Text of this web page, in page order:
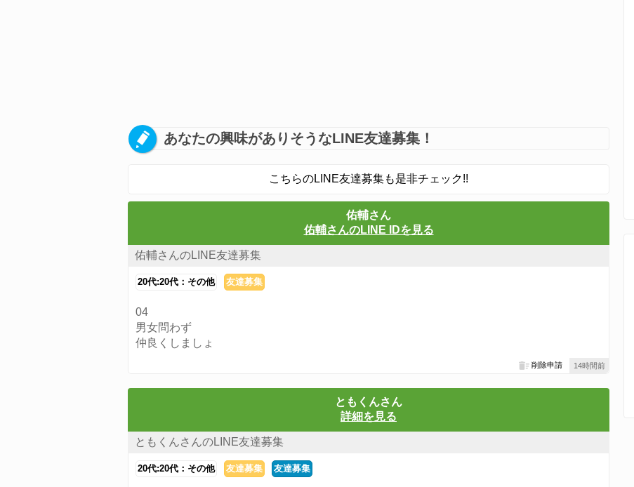
あなたの興味がありそうなLINE友達募集！
こちらのLINE友達募集も是非チェック!!
佑輔さん
佑輔さんのLINE IDを見る
佑輔さんのLINE友達募集
20代:20代：その他 友達募集
04
男女問わず
仲良くしましょ
14時間前
削除申請
ともくんさん
詳細を見る
ともくんさんのLINE友達募集
20代:20代：その他 友達募集 友達募集